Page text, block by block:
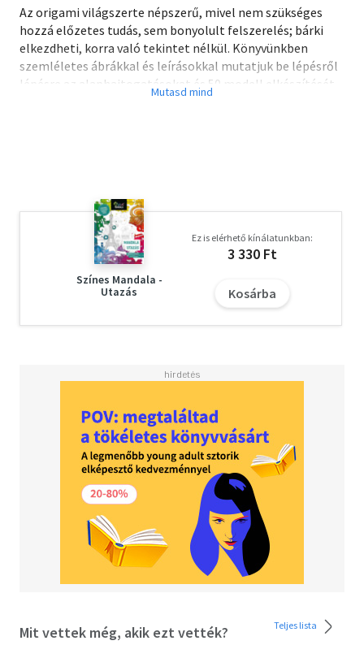
Az origami világszerte népszerű, mivel nem szükséges
hozzá előzetes tudás, sem bonyolult felszerelés; bárki
elkezdheti, korra való tekintet nélkül. Könyvünkben
szemléletes ábrákkal és leírásokkal mutatjuk be lépésről
lépésre az alaphajtogatásokat és 50 modell elkészítését.
papírhajtogatóknak egyaránt.
Színes Mandala -
Utazás
Ez is elérhető kínálatunkban:
3 330 Ft
Kosárba
Mit vettek még, akik ezt vették? Teljes lista